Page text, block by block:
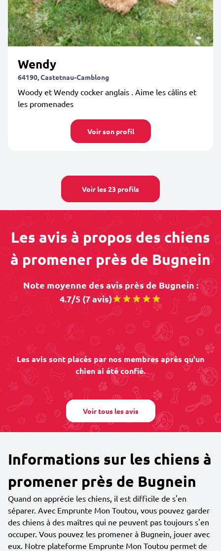
Wendy
64190, Castetnau-Camblong
Woody et Wendy cocker anglais . Aime les câlins et
les promenades
Voir son profil
Voir les 23 profils
Les avis à propos des chiens
à promener près de Bugnein
Note moyenne des avis près de Bugnein :
4.7/5 (7 avis)
Les avis sont placés par nos membres après qu'un
chien ai été confié.
Voir tous les avis
Informations sur les chiens à
promener près de Bugnein
Quand on apprécie les chiens, il est difficile de s'en
séparer. Avec Emprunte Mon Toutou, vous pouvez garder
des chiens à des maîtres qui ne peuvent pas toujours s'en
occuper. Vous pouvez les promener à Bugnein, jouer avec
eux. Notre plateforme Emprunte Mon Toutou permet de